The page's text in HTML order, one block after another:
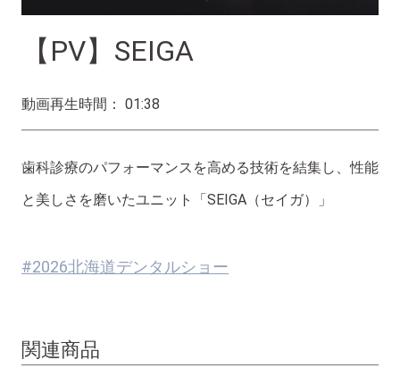
【PV】SEIGA
動画再生時間： 01:38
歯科診療のパフォーマンスを高める技術を結集し、性能
と美しさを磨いたユニット「SEIGA（セイガ）」
#2026北海道デンタルショー
関連商品